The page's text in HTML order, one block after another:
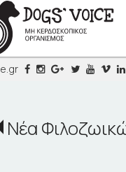
Νέα